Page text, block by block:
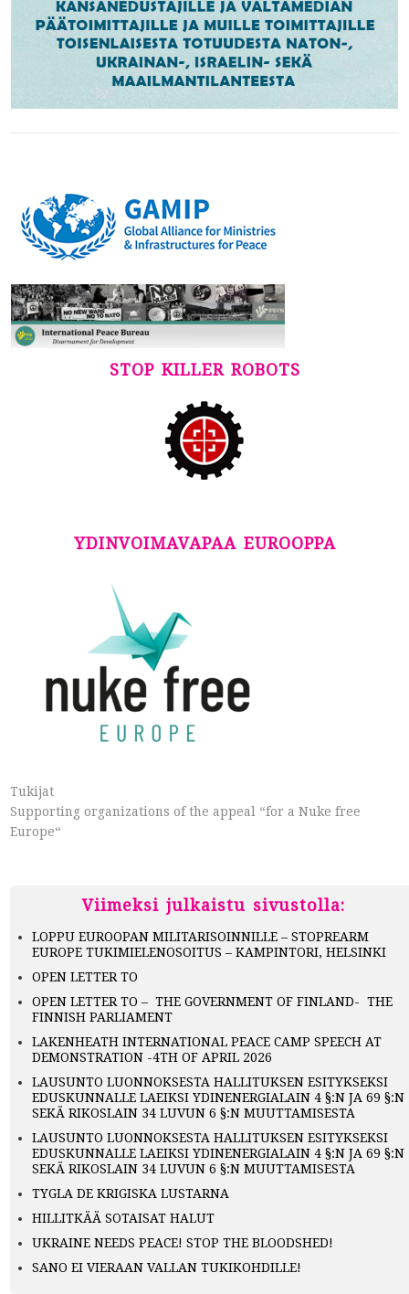
STOP KILLER ROBOTS
YDINVOIMAVAPAA EUROOPPA
Tukijat
Supporting organizations of the appeal “for a Nuke free
Europe“
Viimeksi julkaistu sivustolla:
LOPPU EUROOPAN MILITARISOINNILLE – STOPREARM
EUROPE TUKIMIELENOSOITUS – KAMPINTORI, HELSINKI
OPEN LETTER TO
OPEN LETTER TO – THE GOVERNMENT OF FINLAND- THE
FINNISH PARLIAMENT
LAKENHEATH INTERNATIONAL PEACE CAMP SPEECH AT
DEMONSTRATION -4TH OF APRIL 2026
LAUSUNTO LUONNOKSESTA HALLITUKSEN ESITYKSEKSI
EDUSKUNNALLE LAEIKSI YDINENERGIALAIN 4 §:N JA 69 §:N
SEKÄ RIKOSLAIN 34 LUVUN 6 §:N MUUTTAMISESTA
LAUSUNTO LUONNOKSESTA HALLITUKSEN ESITYKSEKSI
EDUSKUNNALLE LAEIKSI YDINENERGIALAIN 4 §:N JA 69 §:N
SEKÄ RIKOSLAIN 34 LUVUN 6 §:N MUUTTAMISESTA
TYGLA DE KRIGISKA LUSTARNA
HILLITKÄÄ SOTAISAT HALUT
UKRAINE NEEDS PEACE! STOP THE BLOODSHED!
SANO EI VIERAAN VALLAN TUKIKOHDILLE!